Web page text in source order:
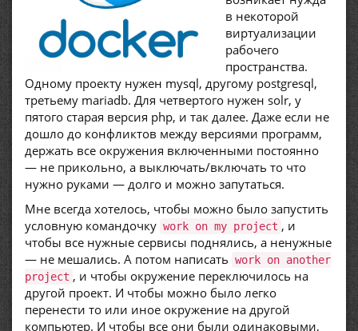
в некоторой
виртуализации
рабочего
пространства.
Одному проекту нужен mysql, другому postgresql,
третьему mariadb. Для четвертого нужен solr, у
пятого старая версия php, и так далее. Даже если не
дошло до конфликтов между версиями программ,
держать все окружения включенными постоянно
— не прикольно, а выключать/включать то что
нужно руками — долго и можно запутаться.
Мне всегда хотелось, чтобы можно было запустить
условную командочку work on my project , и
чтобы все нужные сервисы поднялись, а ненужные
— не мешались. А потом написать work on another
project , и чтобы окружение переключилось на
другой проект. И чтобы можно было легко
перенести то или иное окружение на другой
компьютер. И чтобы все они были одинаковыми,